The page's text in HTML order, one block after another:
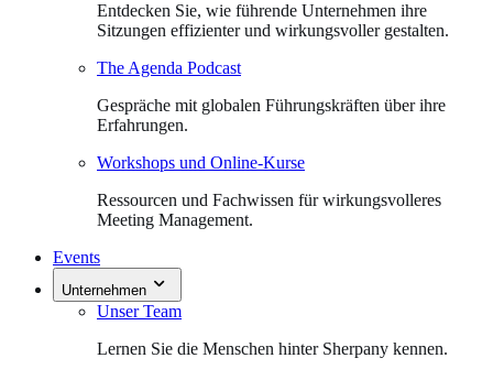
Entdecken Sie, wie führende Unternehmen ihre
Sitzungen effizienter und wirkungsvoller gestalten.
The Agenda Podcast
Gespräche mit globalen Führungskräften über ihre
Erfahrungen.
Workshops und Online-Kurse
Ressourcen und Fachwissen für wirkungsvolleres
Meeting Management.
Events
Unternehmen
Unser Team
Lernen Sie die Menschen hinter Sherpany kennen.